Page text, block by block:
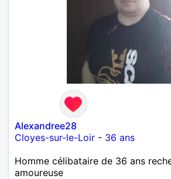
Alexandree28
Cloyes-sur-le-Loir - 36 ans
Homme célibataire de 36 ans
amoureuse